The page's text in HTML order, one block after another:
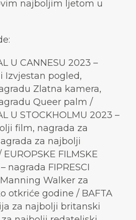
najboljim ljetom u
U CANNESU 2023 –
Izvjestan pogled,
Zlatna kamera,
Queer palm /
U STOCKHOLMU 2023 –
film, nagrada za
za najbolji
FILMSKE
nagrada FIPRESCI
Walker za
otkriće godine / BAFTA
za najbolji britanski